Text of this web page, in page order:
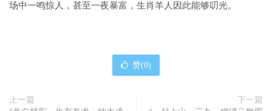
场中一鸣惊人，甚至一夜暴富，生肖羊人因此能够叨光。
赞(0)
上一篇
下一篇